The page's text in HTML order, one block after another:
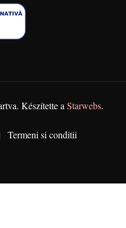
Készítette a Starwebs.
Termeni si conditii